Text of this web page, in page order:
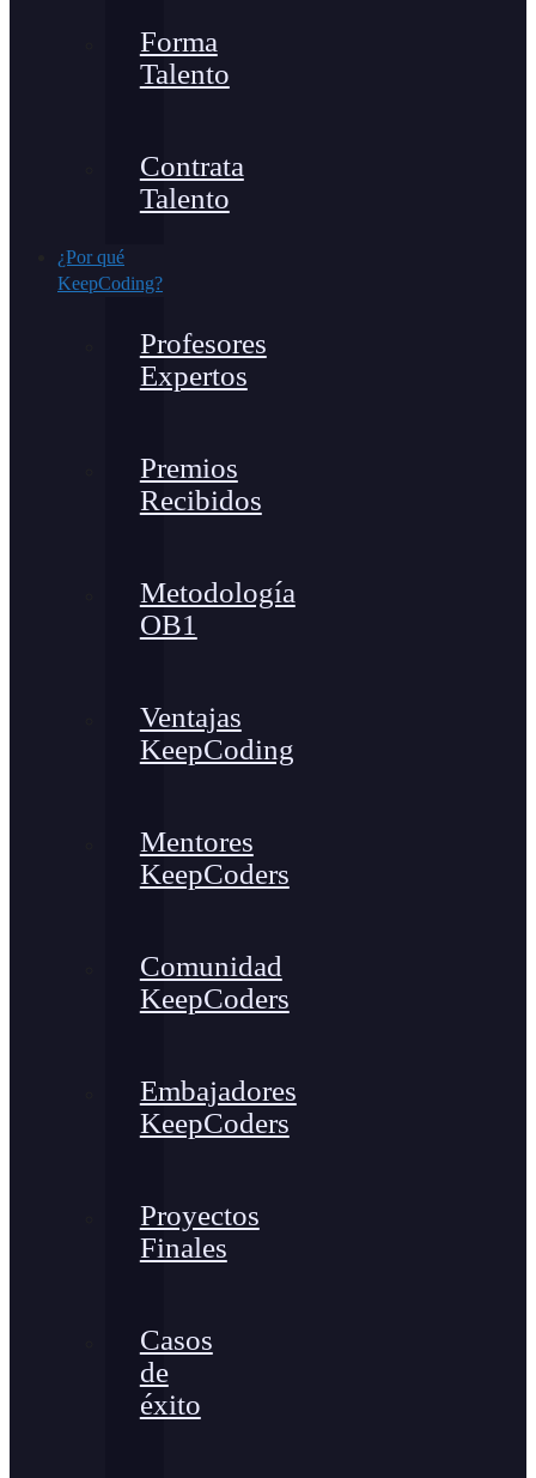
Forma
Talento
Contrata
Talento
¿Por qué
KeepCoding?
Profesores
Expertos
Premios
Recibidos
Metodología
OB1
Ventajas
KeepCoding
Mentores
KeepCoders
Comunidad
KeepCoders
Embajadores
KeepCoders
Proyectos
Finales
Casos
de
éxito